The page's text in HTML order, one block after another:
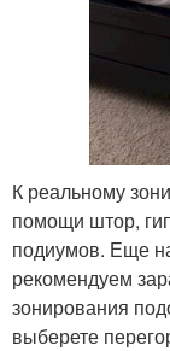
К реальному
помощи штор,
подиумов. Еще
рекомендуем
зонирования
выберете